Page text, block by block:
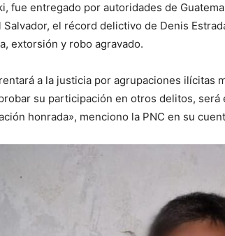
fue entregado por autoridades de
Salvador, el récord delictivo de Denis
extorsión y robo agravado.
a la justicia por agrupaciones ilícitas
su participación en otros delitos, será
honrada», menciono la PNC en su